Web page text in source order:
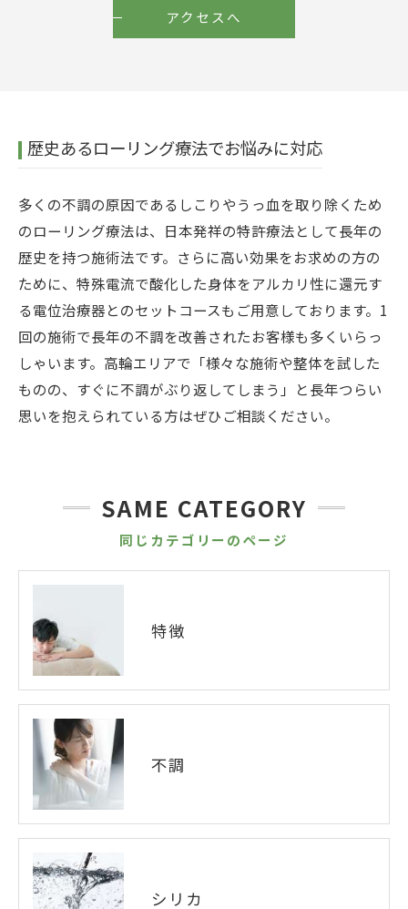
アクセスへ
歴史あるローリング療法でお悩みに対応
多くの不調の原因であるしこりやうっ血を取り除くため
のローリング療法は、日本発祥の特許療法として長年の
歴史を持つ施術法です。さらに高い効果をお求めの方の
ために、特殊電流で酸化した身体をアルカリ性に還元す
る電位治療器とのセットコースもご用意しております。1
回の施術で長年の不調を改善されたお客様も多くいらっ
しゃいます。高輪エリアで「様々な施術や整体を試した
ものの、すぐに不調がぶり返してしまう」と長年つらい
思いを抱えられている方はぜひご相談ください。
同じカテゴリーのページ
SAME CATEGORY
特徴
不調
シリカ